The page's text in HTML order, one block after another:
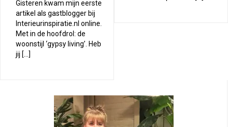
Gisteren kwam mijn eerste
artikel als gastblogger bij
Interieurinspiratie.nl online.
Met in de hoofdrol: de
woonstijl ‘gypsy living’. Heb
jij […]